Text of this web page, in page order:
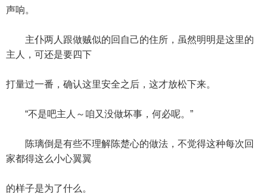
声响。
主仆两人跟做贼似的回自己的住所，虽然明明是这里的
主人，可还是要四下
打量过一番，确认这里安全之后，这才放松下来。
“不是吧主人～咱又没做坏事，何必呢。”
陈璃倒是有些不理解陈楚心的做法，不觉得这种每次回
家都得这么小心翼翼
的样子是为了什么。